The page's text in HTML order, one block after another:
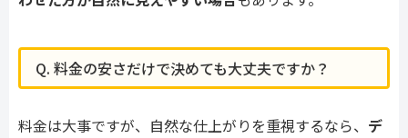
Q. 料金の安さだけで決めても大丈夫ですか？
料金は大事ですが、自然な仕上がりを重視するなら、 デ